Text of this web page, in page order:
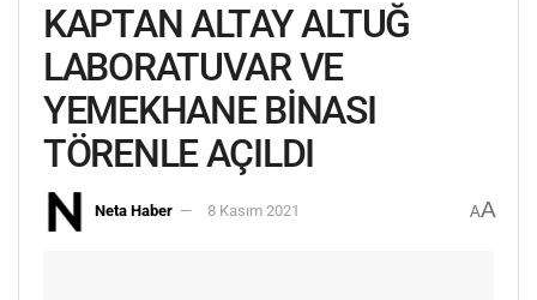
KAPTAN ALTAY ALTUĞ
LABORATUVAR VE
YEMEKHANE BİNASI
TÖRENLE AÇILDI
Neta Haber 8 Kasım 2021 AA